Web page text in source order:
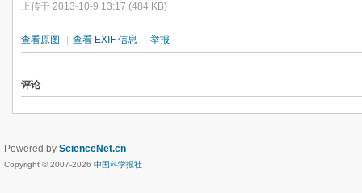
上传于 2013-10-9 13:17 (484 KB)
查看原图 查看 EXIF 信息 举报
评论
Powered by ScienceNet.cn
Copyright © 2007-2026 中国科学报社